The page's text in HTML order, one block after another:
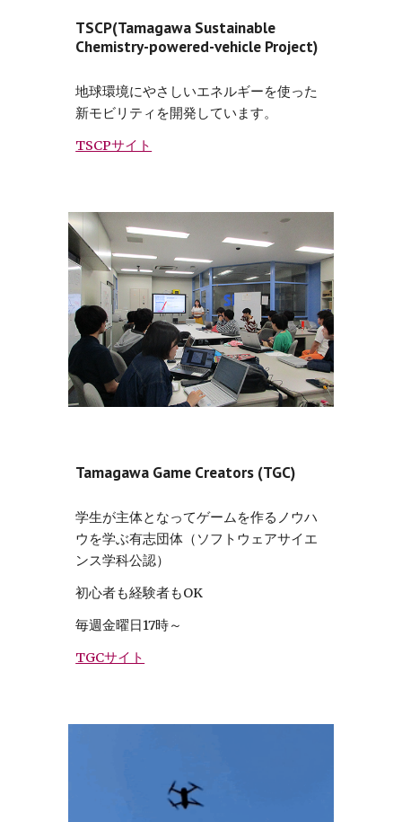
TSCP(Tamagawa Sustainable
Chemistry-powered-vehicle Project)
地球環境にやさしいエネルギーを使った
新モビリティを開発しています。
TSCPサイト
Tamagawa Game Creators (TGC)
学生が主体となってゲームを作るノウハ
ウを学ぶ有志団体（ソフトウェアサイエ
ンス学科公認）
初心者も経験者もOK
毎週金曜日17時～
TGCサイト